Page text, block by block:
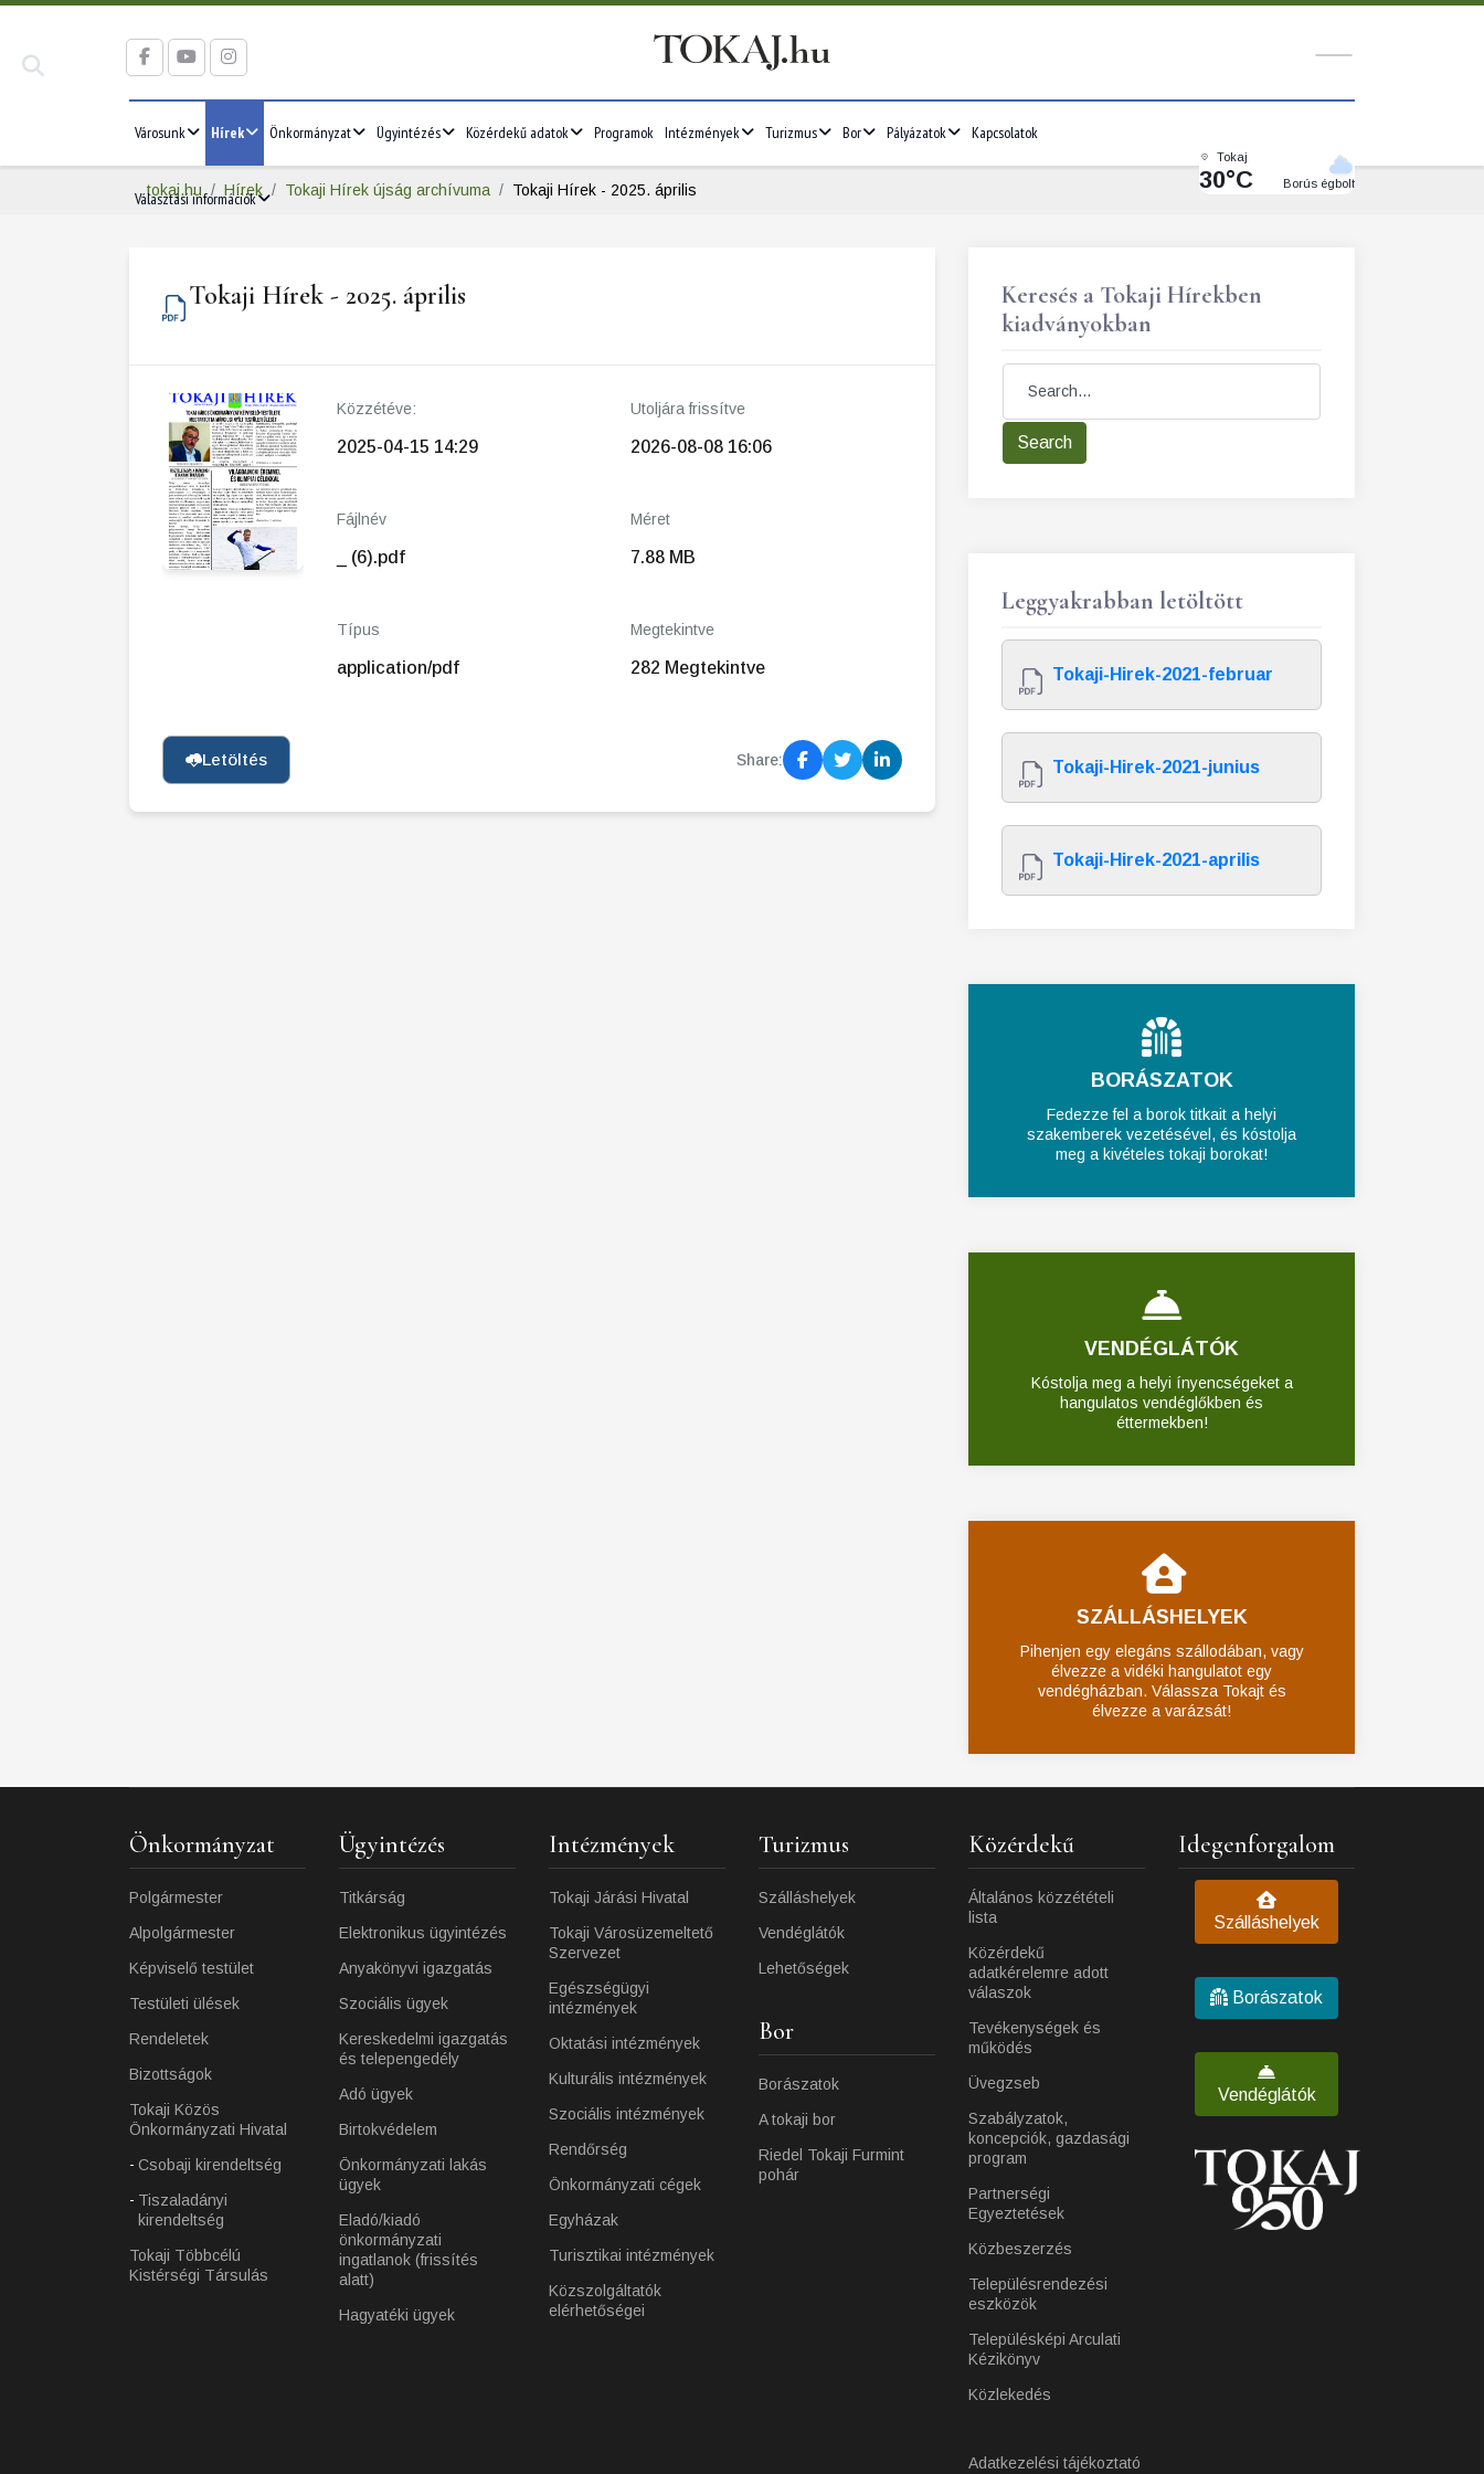
Városunk Hírek Önkormányzat Ügyintézés Közérdekű adatok Programok Intézmények Turizmus Bor Pályázatok Kapcsolatok
Választási információk
Tokaj
30°C Borús égbolt
tokaj.hu Hírek Tokaji Hírek újság archívuma Tokaji Hírek - 2025. április
Tokaji Hírek - 2025. április
Közzétéve:
2025-04-15 14:29
Utoljára frissítve
2026-08-08 16:06
Fájlnév
_ (6).pdf
Méret
7.88 MB
Típus
application/pdf
Megtekintve
282 Megtekintve
Letöltés Share:
Keresés a Tokaji Hírekben
kiadványokban
Leggyakrabban letöltött
Tokaji-Hirek-2021-februar
Tokaji-Hirek-2021-junius
Tokaji-Hirek-2021-aprilis
BORÁSZATOK
Fedezze fel a borok titkait a helyi
szakemberek vezetésével, és kóstolja
meg a kivételes tokaji borokat!
VENDÉGLÁTÓK
Kóstolja meg a helyi ínyencségeket a
hangulatos vendéglőkben és
éttermekben!
SZÁLLÁSHELYEK
Pihenjen egy elegáns szállodában, vagy
élvezze a vidéki hangulatot egy
vendégházban. Válassza Tokajt és
élvezze a varázsát!
Önkormányzat
Polgármester
Alpolgármester
Képviselő testület
Testületi ülések
Rendeletek
Bizottságok
Tokaji Közös
Önkormányzati Hivatal
Csobaji kirendeltség
Tiszaladányi
kirendeltség
Tokaji Többcélú
Kistérségi Társulás
Ügyintézés
Titkárság
Elektronikus ügyintézés
Anyakönyvi igazgatás
Szociális ügyek
Kereskedelmi igazgatás
és telepengedély
Adó ügyek
Birtokvédelem
Önkormányzati lakás
ügyek
Eladó/kiadó
önkormányzati
ingatlanok (frissítés
alatt)
Hagyatéki ügyek
Intézmények
Tokaji Járási Hivatal
Tokaji Városüzemeltető
Szervezet
Egészségügyi
intézmények
Oktatási intézmények
Kulturális intézmények
Szociális intézmények
Rendőrség
Önkormányzati cégek
Egyházak
Turisztikai intézmények
Közszolgáltatók
elérhetőségei
Turizmus
Szálláshelyek
Vendéglátók
Lehetőségek
Bor
Borászatok
A tokaji bor
Riedel Tokaji Furmint
pohár
Közérdekű
Általános közzétételi
lista
Közérdekű
adatkérelemre adott
válaszok
Tevékenységek és
működés
Üvegzseb
Szabályzatok,
koncepciók, gazdasági
program
Partnerségi
Egyeztetések
Közbeszerzés
Településrendezési
eszközök
Településképi Arculati
Kézikönyv
Közlekedés
Adatkezelési tájékoztató
Idegenforgalom
Szálláshelyek
Borászatok
Vendéglátók